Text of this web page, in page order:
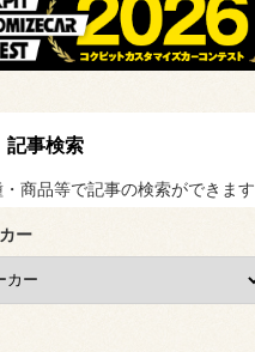
記事検索
商品等で記事の検索ができます
ー